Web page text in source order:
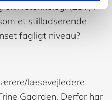
(LST) i
et stilladserende
fagligt niveau?
læsevejledere
Gaarden. Derfor har